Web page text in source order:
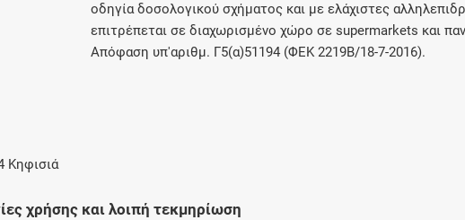
οδηγία δοσολογικού σχήματος και με ελάχιστες
επιτρέπεται σε διαχωρισμένο χώρο σε supermarkets και
Απόφαση υπ'αριθμ. Γ5(α)51194 (ΦΕΚ 2219Β/18-7-2016).
Κηφισιά
χρήσης και λοιπή τεκμηρίωση